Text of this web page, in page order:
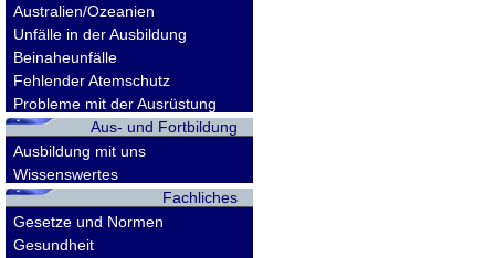
Australien/Ozeanien
Unfälle in der Ausbildung
Beinaheunfälle
Fehlender Atemschutz
Probleme mit der Ausrüstung
Aus- und Fortbildung
Ausbildung mit uns
Wissenswertes
Fachliches
Gesetze und Normen
Gesundheit